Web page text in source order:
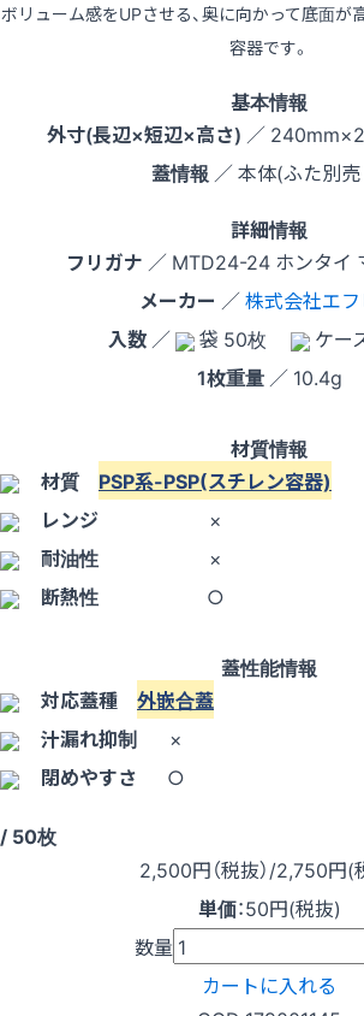
ボリューム感をUPさせる、奥に向かって底面が
容器です。
基本情報
外寸(長辺×短辺×高さ) ／
蓋情報 ／ 本体(ふた別
詳細情報
フリガナ ／ MTD24-24 ホンタイ
メーカー ／株式会社エ
入数／ 袋 50枚
ケー
1枚重量／ 10.4g
材質情報
材質 PSP系-PSP(スチレン容器)
レンジ
×
耐油性
×
断熱性
○
蓋性能情報
対応蓋種 外嵌合蓋
汁漏れ抑制
×
閉めやすさ
○
50枚
2,500円（税抜）/2,750円(
単価：50円(税抜)
数量
カートに入れる